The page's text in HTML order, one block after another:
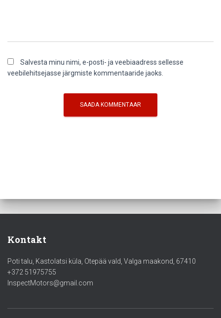
Salvesta minu nimi, e-posti- ja veebiaadress sellesse
veebilehitsejasse järgmiste kommentaaride jaoks.
Kontakt
Poti talu, Kastolatsi küla, Otepää vald, Valga maakond, 67410
+372 51975755
InspectMotors@gmail.com